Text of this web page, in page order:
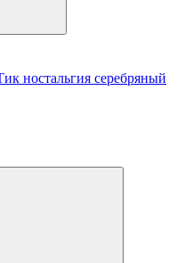
ностальгия серебряный